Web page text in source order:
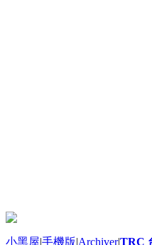
小黑屋|手機版|Archiver|TRC